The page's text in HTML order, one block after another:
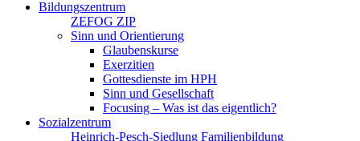
Bildungszentrum
ZEFOG ZIP
Sinn und Orientierung
Glaubenskurse
Exerzitien
Gottesdienste im HPH
Sinn und Gesellschaft
Focusing – Was ist das eigentlich?
Sozialzentrum
Heinrich-Pesch-Siedlung Familienbildung